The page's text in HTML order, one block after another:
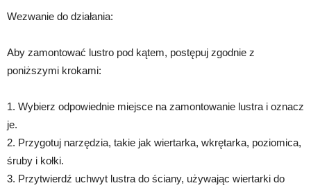
Wezwanie do działania:
Aby zamontować lustro pod kątem, postępuj zgodnie z
poniższymi krokami:
1. Wybierz odpowiednie miejsce na zamontowanie lustra i oznacz
je.
2. Przygotuj narzędzia, takie jak wiertarka, wkrętarka, poziomica,
śruby i kołki.
3. Przytwierdź uchwyt lustra do ściany, używając wiertarki do